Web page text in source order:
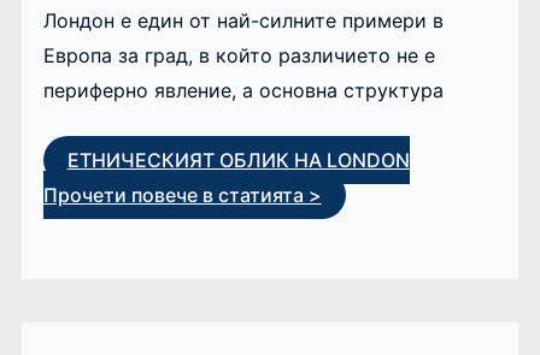
Лондон е един от най-силните примери в
Европа за град, в който различието не е
периферно явление, а основна структура
ЕТНИЧЕСКИЯТ ОБЛИК НА LONDON
Прочети повече в статията >